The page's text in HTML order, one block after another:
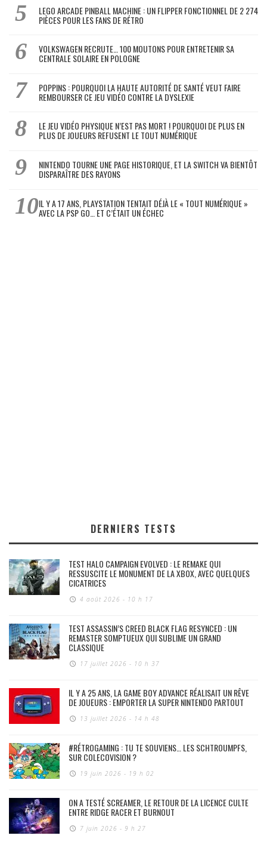
LEGO ARCADE PINBALL MACHINE : UN FLIPPER FONCTIONNEL DE 2 274
PIÈCES POUR LES FANS DE RÉTRO
VOLKSWAGEN RECRUTE… 100 MOUTONS POUR ENTRETENIR SA
CENTRALE SOLAIRE EN POLOGNE
POPPINS : POURQUOI LA HAUTE AUTORITÉ DE SANTÉ VEUT FAIRE
REMBOURSER CE JEU VIDÉO CONTRE LA DYSLEXIE
LE JEU VIDÉO PHYSIQUE N’EST PAS MORT ! POURQUOI DE PLUS EN
PLUS DE JOUEURS REFUSENT LE TOUT NUMÉRIQUE
NINTENDO TOURNE UNE PAGE HISTORIQUE, ET LA SWITCH VA BIENTÔT
DISPARAÎTRE DES RAYONS
IL Y A 17 ANS, PLAYSTATION TENTAIT DÉJÀ LE « TOUT NUMÉRIQUE »
AVEC LA PSP GO… ET C’ÉTAIT UN ÉCHEC
DERNIERS TESTS
TEST HALO CAMPAIGN EVOLVED : LE REMAKE QUI
RESSUSCITE LE MONUMENT DE LA XBOX, AVEC QUELQUES
CICATRICES
4 août 2026 - 10 h 17
TEST ASSASSIN’S CREED BLACK FLAG RESYNCED : UN
REMASTER SOMPTUEUX QUI SUBLIME UN GRAND
CLASSIQUE
17 juillet 2026 - 10 h 37
IL Y A 25 ANS, LA GAME BOY ADVANCE RÉALISAIT UN RÊVE
DE JOUEURS : EMPORTER LA SUPER NINTENDO PARTOUT
13 juillet 2026 - 14 h 48
#RÉTROGAMING : TU TE SOUVIENS… LES SCHTROUMPFS,
SUR COLECOVISION ?
19 juin 2026 - 19 h 02
ON A TESTÉ SCREAMER, LE RETOUR DE LA LICENCE CULTE
ENTRE RIDGE RACER ET BURNOUT
7 juin 2026 - 9 h 27